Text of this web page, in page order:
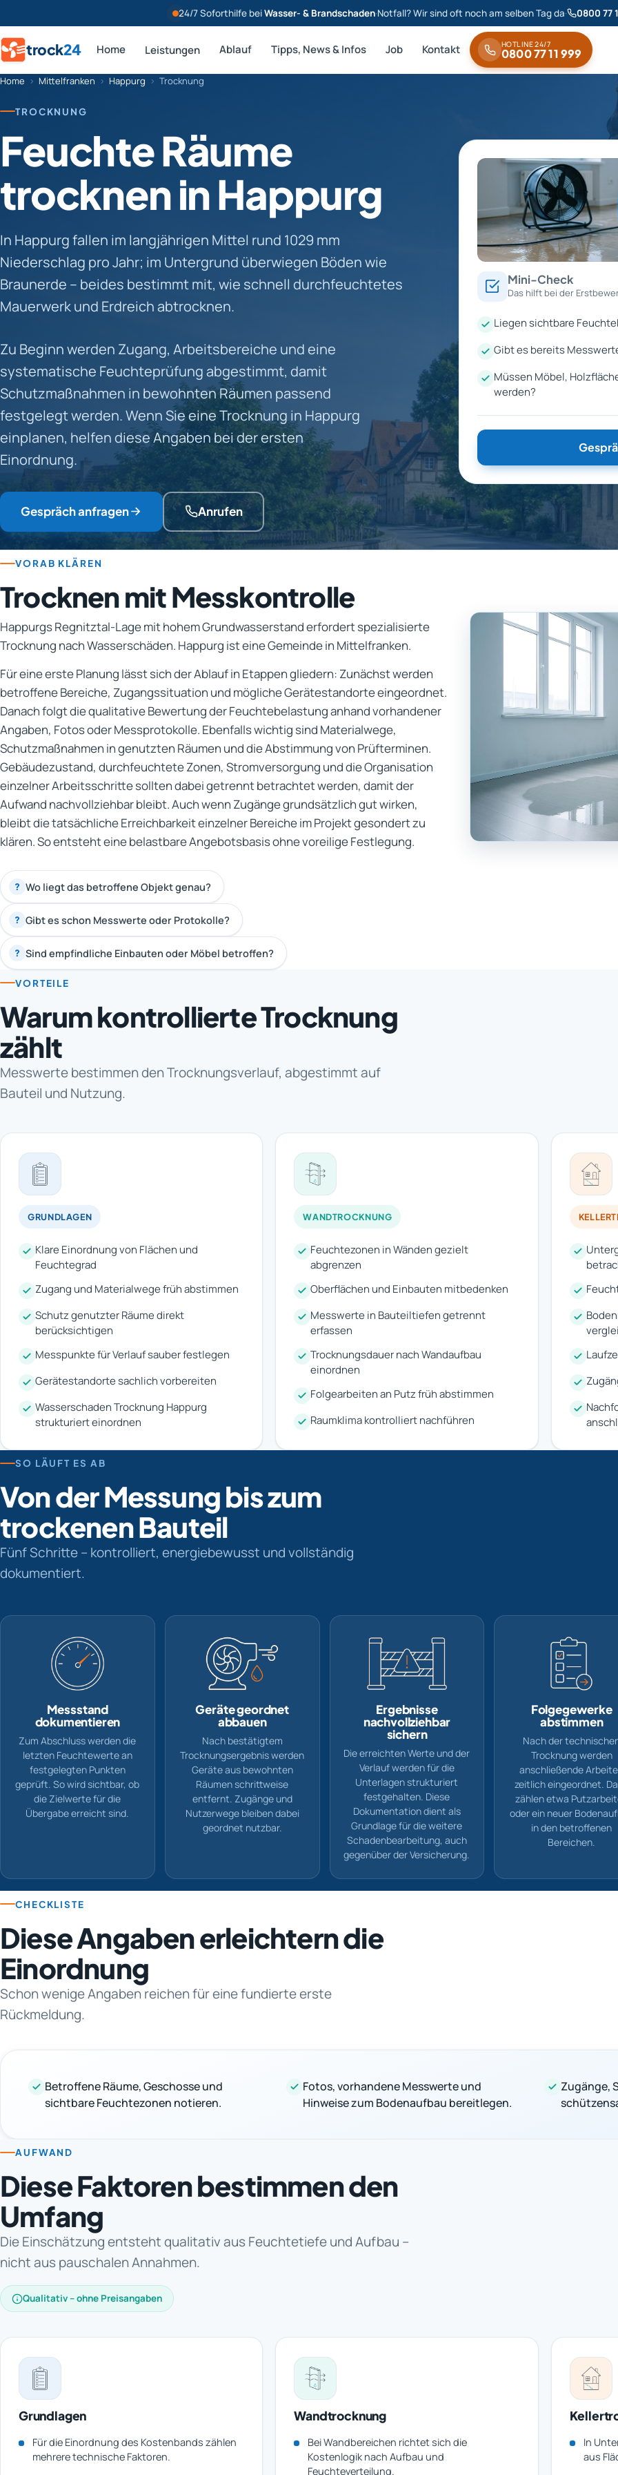
24/7 Soforthilfe beiWasser- & Brandschaden·Notfall? Wir sind oft noch am selben Tag da· 0800 77
trock24 Home Leistungen Ablauf Tipps, News & Infos Job Kontakt HOTLINE 24/7
0800 77 11 999
Home › Mittelfranken › Happurg › Trocknung
TROCKNUNG
Feuchte Räume
trocknen in Happurg
In Happurg fallen im langjährigen Mittel rund 1029 mm
Niederschlag pro Jahr; im Untergrund überwiegen Böden wie
Braunerde – beides bestimmt mit, wie schnell durchfeuchtetes
Mauerwerk und Erdreich abtrocknen.
Zu Beginn werden Zugang, Arbeitsbereiche und eine
systematische Feuchteprüfung abgestimmt, damit
Schutzmaßnahmen in bewohnten Räumen passend
festgelegt werden. Wenn Sie eine Trocknung in Happurg
einplanen, helfen diese Angaben bei der ersten
Einordnung.
Gespräch anfragen Anrufen
Mini-Check
Das hilft bei der
Liegen sichtbare
Gibt es bereits
Müssen Möbel,
werden?
VORAB KLÄREN
Trocknen mit Messkontrolle
Happurgs Regnitztal-Lage mit hohem Grundwasserstand erfordert spezialisierte
Trocknung nach Wasserschäden. Happurg ist eine Gemeinde in Mittelfranken.
Für eine erste Planung lässt sich der Ablauf in Etappen gliedern: Zunächst werden
betroffene Bereiche, Zugangssituation und mögliche Gerätestandorte eingeordnet.
Danach folgt die qualitative Bewertung der Feuchtebelastung anhand vorhandener
Angaben, Fotos oder Messprotokolle. Ebenfalls wichtig sind Materialwege,
Schutzmaßnahmen in genutzten Räumen und die Abstimmung von Prüfterminen.
Gebäudezustand, durchfeuchtete Zonen, Stromversorgung und die Organisation
einzelner Arbeitsschritte sollten dabei getrennt betrachtet werden, damit der
Aufwand nachvollziehbar bleibt. Auch wenn Zugänge grundsätzlich gut wirken,
bleibt die tatsächliche Erreichbarkeit einzelner Bereiche im Projekt gesondert zu
klären. So entsteht eine belastbare Angebotsbasis ohne voreilige Festlegung.
? Wo liegt das betroffene Objekt genau?
? Gibt es schon Messwerte oder Protokolle?
? Sind empfindliche Einbauten oder Möbel betroffen?
VORTEILE
Warum kontrollierte Trocknung
zählt
Messwerte bestimmen den Trocknungsverlauf, abgestimmt auf
Bauteil und Nutzung.
GRUNDLAGEN
Klare Einordnung von Flächen und
Feuchtegrad
Zugang und Materialwege früh abstimmen
Schutz genutzter Räume direkt
berücksichtigen
Messpunkte für Verlauf sauber festlegen
Gerätestandorte sachlich vorbereiten
Wasserschaden Trocknung Happurg
strukturiert einordnen
WANDTROCKNUNG
Feuchtezonen in Wänden gezielt
abgrenzen
Oberflächen und Einbauten mitbedenken
Messwerte in Bauteiltiefen getrennt
erfassen
Trocknungsdauer nach Wandaufbau
einordnen
Folgearbeiten an Putz früh abstimmen
Raumklima kontrolliert nachführen
SO LÄUFT ES AB
Von der Messung bis zum
trockenen Bauteil
Fünf Schritte – kontrolliert, energiebewusst und vollständig
dokumentiert.
Messstand
dokumentieren
Zum Abschluss werden die
letzten Feuchtewerte an
festgelegten Punkten
geprüft. So wird sichtbar, ob
die Zielwerte für die
Übergabe erreicht sind.
Geräte geordnet
abbauen
Nach bestätigtem
Trocknungsergebnis werden
Geräte aus bewohnten
Räumen schrittweise
entfernt. Zugänge und
Nutzerwege bleiben dabei
geordnet nutzbar.
Ergebnisse
nachvollziehbar
sichern
Die erreichten Werte und der
Verlauf werden für die
Unterlagen strukturiert
festgehalten. Diese
Dokumentation dient als
Grundlage für die weitere
Schadenbearbeitung, auch
gegenüber der Versicherung.
Folgegewerke
abstimmen
Nach der
Trocknung werden
anschließende
zeitlich eingeordnet.
zählen etwa
oder ein neuer
in den betroffenen
Bereichen.
CHECKLISTE
Diese Angaben erleichtern die
Einordnung
Schon wenige Angaben reichen für eine fundierte erste
Rückmeldung.
Betroffene Räume, Geschosse und
sichtbare Feuchtezonen notieren.
Fotos, vorhandene Messwerte und
Hinweise zum Bodenaufbau bereitlegen.
Zugänge,
AUFWAND
Diese Faktoren bestimmen den
Umfang
Die Einschätzung entsteht qualitativ aus Feuchtetiefe und Aufbau –
nicht aus pauschalen Annahmen.
Qualitativ – ohne Preisangaben
Grundlagen
Für die Einordnung des Kostenbands zählen
mehrere technische Faktoren.
Wandtrocknung
Bei Wandbereichen richtet sich die
Kostenlogik nach Aufbau und
Feuchteverteilung.
In
aus